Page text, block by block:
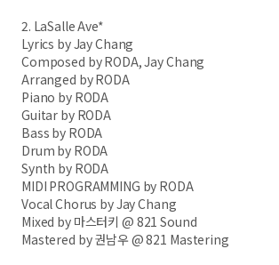
2. LaSalle Ave*
Lyrics by Jay Chang
Composed by RODA, Jay Chang
Arranged by RODA
Piano by RODA
Guitar by RODA
Bass by RODA
Drum by RODA
Synth by RODA
MIDI PROGRAMMING by RODA
Vocal Chorus by Jay Chang
Mixed by 마스터키 @ 821 Sound
Mastered by 권남우 @ 821 Mastering